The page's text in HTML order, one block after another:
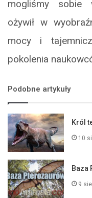
mogliśmy sobie
ożywił w
mocy i
pokolenia
Podobne artykuły
Król
10
Baza
9